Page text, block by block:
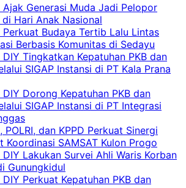
Ajak Generasi Muda Jadi Pelopor
di Hari Anak Nasional
Perkuat Budaya Tertib Lalu Lintas
Berbasis Komunitas di Sedayu
DIY Tingkatkan Kepatuhan PKB dan
SIGAP Instansi di PT Kala Prana
DIY Dorong Kepatuhan PKB dan
SIGAP Instansi di PT Integrasi
POLRI, dan KPPD Perkuat Sinergi
Koordinasi SAMSAT Kulon Progo
DIY Lakukan Survei Ahli Waris Korban
Gunungkidul
Perkuat Kepatuhan PKB dan